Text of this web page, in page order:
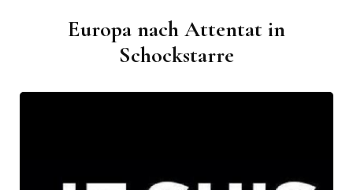
Europa nach Attentat in
Schockstarre